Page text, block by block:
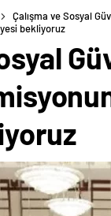
Çalışma ve Sosyal
bekliyoruz